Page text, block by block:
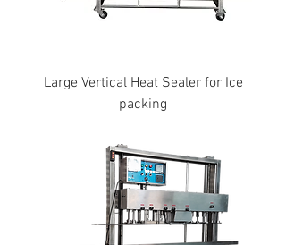
Large Vertical Heat Sealer for Ice
packing